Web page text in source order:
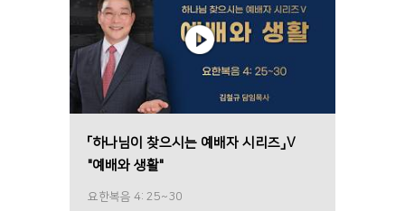
「하나님이 찾으시는 예배자 시리즈」Ⅴ
"예배와 생활"
요한복음 4: 25~30